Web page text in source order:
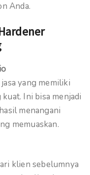
Anda.
yang memiliki
Ini bisa menjadi
menangani
memuaskan.
klien sebelumnya